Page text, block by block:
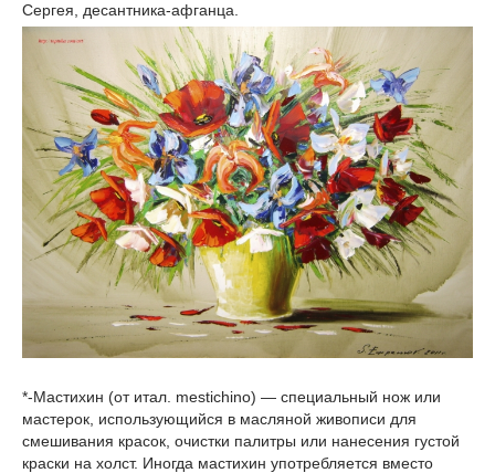
Сергея, десантника-афганца.
*-Мастихин (от итал. mestichino) — специальный нож или
мастерок, использующийся в масляной живописи для
смешивания красок, очистки палитры или нанесения густой
краски на холст. Иногда мастихин употребляется вместо